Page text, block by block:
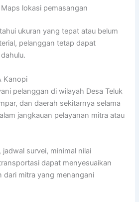
lokasi pemasangan
ukuran yang tepat atau belum
pelanggan tetap dapat
Kanopi
pelanggan di wilayah Desa Teluk
dan daerah sekitarnya selama
jangkauan pelayanan mitra atau
jadwal survei, minimal nilai
dapat menyesuaikan
dari mitra yang menangani